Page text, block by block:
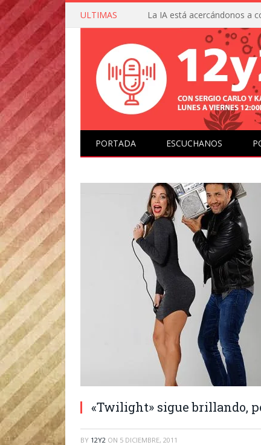
ULTIMAS
PORTADA ESCUCHANOS
«Twilight» sigue brillando,
BY 12Y2 ON 5 DICIEMBRE, 2011